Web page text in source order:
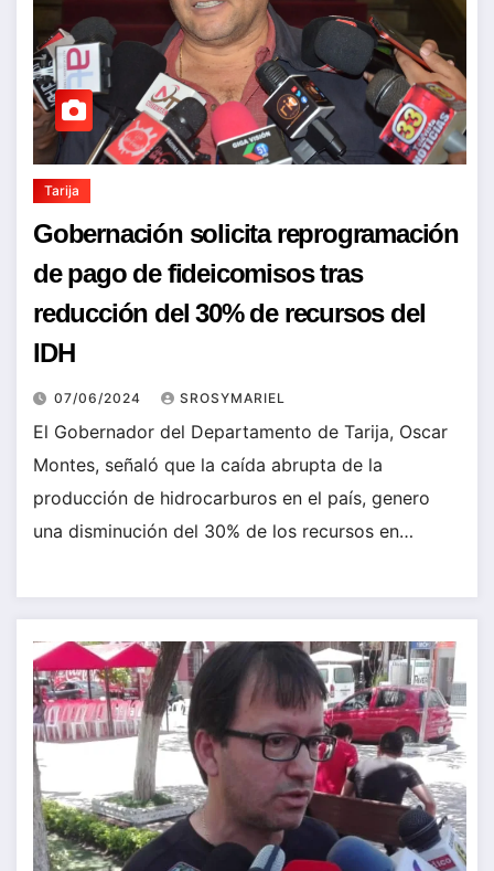
Tarija
Gobernación solicita reprogramación
de pago de fideicomisos tras
reducción del 30% de recursos del
IDH
07/06/2024 SROSYMARIEL
El Gobernador del Departamento de Tarija, Oscar
Montes, señaló que la caída abrupta de la
producción de hidrocarburos en el país, genero
una disminución del 30% de los recursos en…